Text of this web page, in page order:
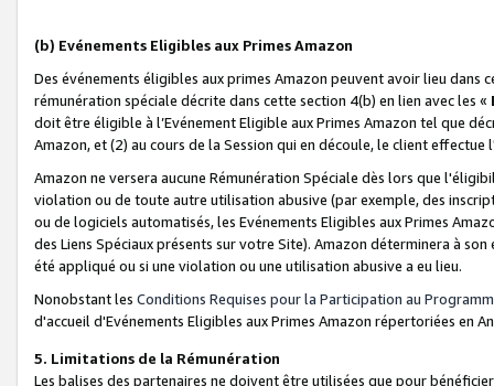
(b) Evénements Eligibles aux Primes Amazon
Des événements éligibles aux primes Amazon peuvent avoir lieu dans
rémunération spéciale décrite dans cette section 4(b) en lien avec les «
doit être éligible à l’Evénement Eligible aux Primes Amazon tel que
Amazon, et (2) au cours de la Session qui en découle, le client
Amazon ne versera aucune Rémunération Spéciale dès lors que
violation ou de toute autre utilisation abusive (par exemple, des
ou de logiciels automatisés, les Evénements Eligibles aux Primes
des Liens Spéciaux présents sur votre Site). Amazon déterminera à
été appliqué ou si une violation ou une utilisation abusive a eu lieu.
Nonobstant les Conditions Requises pour la Participation au
d'accueil d'Evénements Eligibles aux Primes Amazon répertoriées en
5. Limitations de la Rémunération
Les balises des partenaires ne doivent être utilisées que pour